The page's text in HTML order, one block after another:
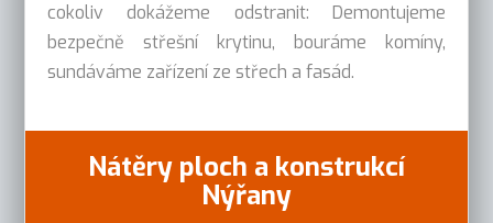
cokoliv dokážeme odstranit: Demontujeme
bezpečně střešní krytinu, bouráme komíny,
sundáváme zařízení ze střech a fasád.
Nátěry ploch a konstrukcí
Nýřany